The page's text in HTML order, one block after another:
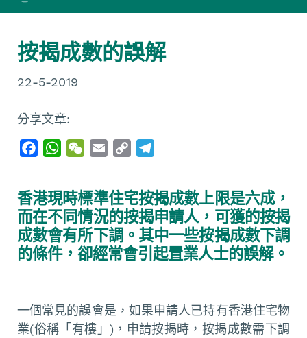
按揭成數的誤解
22-5-2019
分享文章:
e
b
o
o
W
t
s
A
p
W
h
a
t
i
l
y
L
i
n
e
g
r
a
香港現時標準住宅按揭成數上限是六成，
而在不同情況的按揭申請人，可獲的按揭
成數會有所下調。其中一些按揭成數下調
的條件，卻經常會引起置業人士的誤解。
一個常見的誤會是，如果申請人已持有香港住宅物
業(俗稱「有樓」)，申請按揭時，按揭成數需下調